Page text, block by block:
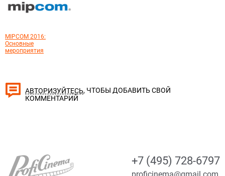
MIPCOM 2016:
Основные
мероприятия
АВТОРИЗУЙТЕСЬ, ЧТОБЫ ДОБАВИТЬ СВОЙ
КОММЕНТАРИЙ
+7 (495) 728-6797